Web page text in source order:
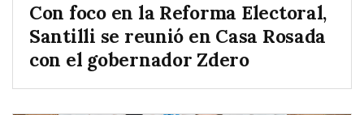
Con foco en la Reforma Electoral,
Santilli se reunió en Casa Rosada
con el gobernador Zdero